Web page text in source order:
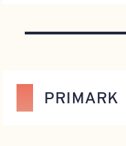
PRIMARK